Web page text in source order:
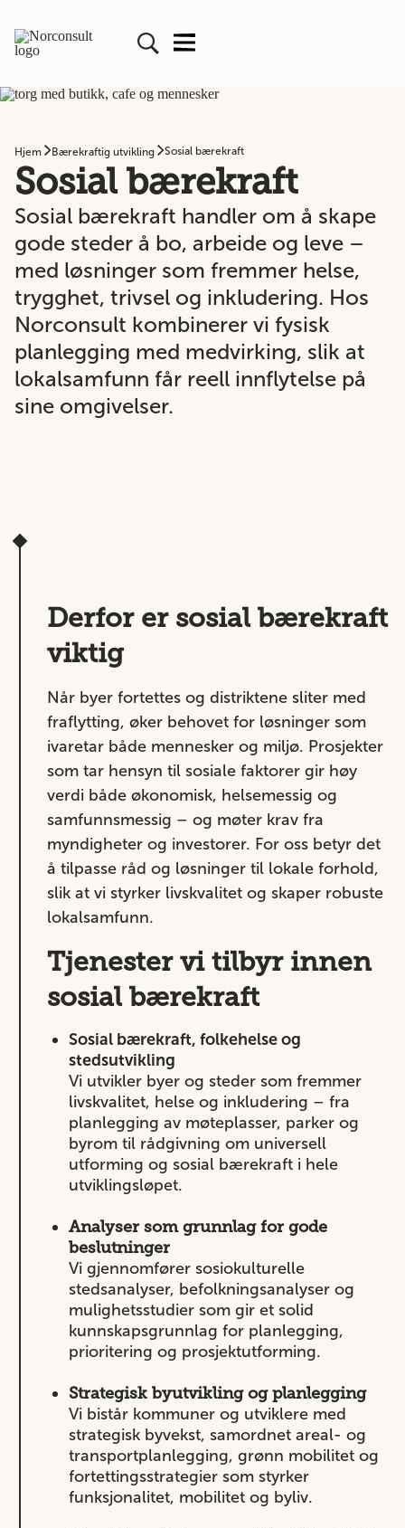
Hjem Bærekraftig utvikling Sosial bærekraft
Sosial bærekraft
Sosial bærekraft handler om å skape
gode steder å bo, arbeide og leve –
med løsninger som fremmer helse,
trygghet, trivsel og inkludering. Hos
Norconsult kombinerer vi fysisk
planlegging med medvirking, slik at
lokalsamfunn får reell innflytelse på
sine omgivelser.
Derfor er sosial bærekraft
viktig
Når byer fortettes og distriktene sliter med
fraflytting, øker behovet for løsninger som
ivaretar både mennesker og miljø. Prosjekter
som tar hensyn til sosiale faktorer gir høy
verdi både økonomisk, helsemessig og
samfunnsmessig – og møter krav fra
myndigheter og investorer. For oss betyr det
å tilpasse råd og løsninger til lokale forhold,
slik at vi styrker livskvalitet og skaper robuste
lokalsamfunn.
Tjenester vi tilbyr innen
sosial bærekraft
Sosial bærekraft, folkehelse og
stedsutvikling
Vi utvikler byer og steder som fremmer
livskvalitet, helse og inkludering – fra
planlegging av møteplasser, parker og
byrom til rådgivning om universell
utforming og sosial bærekraft i hele
utviklingsløpet.
Analyser som grunnlag for gode
beslutninger
Vi gjennomfører sosiokulturelle
stedsanalyser, befolkningsanalyser og
mulighetsstudier som gir et solid
kunnskapsgrunnlag for planlegging,
prioritering og prosjektutforming.
Strategisk byutvikling og planlegging
Vi bistår kommuner og utviklere med
strategisk byvekst, samordnet areal- og
transportplanlegging, grønn mobilitet og
fortettingsstrategier som styrker
funksjonalitet, mobilitet og byliv.